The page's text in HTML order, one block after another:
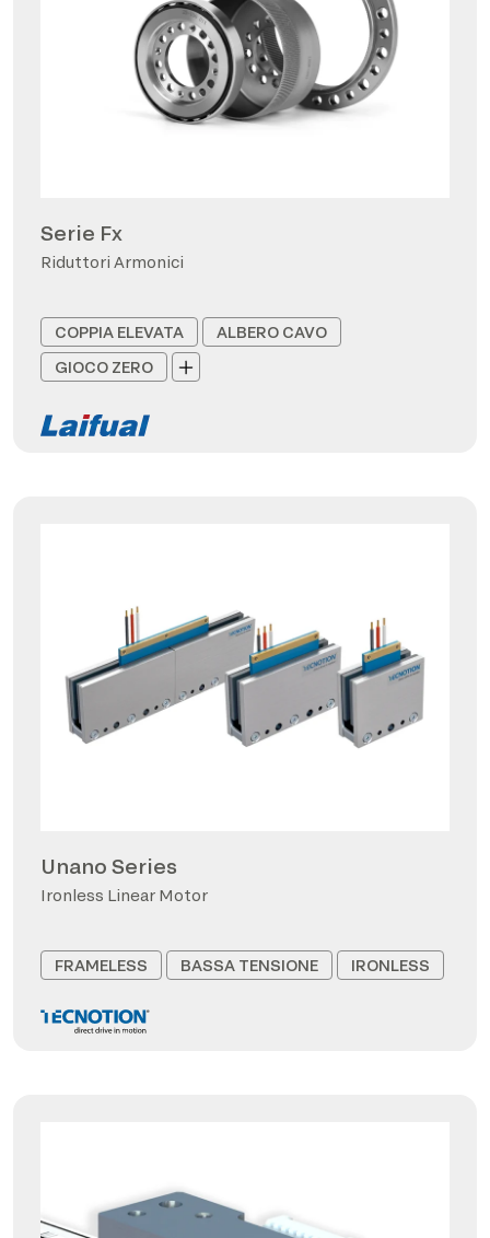
Serie Fx
Riduttori Armonici
COPPIA ELEVATA
ALBERO CAVO
GIOCO ZERO
Unano Series
Ironless Linear Motor
FRAMELESS BASSA TENSIONE IRONLESS